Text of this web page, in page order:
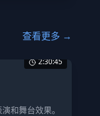
查看更多 →
2:30:45
和舞台效果。